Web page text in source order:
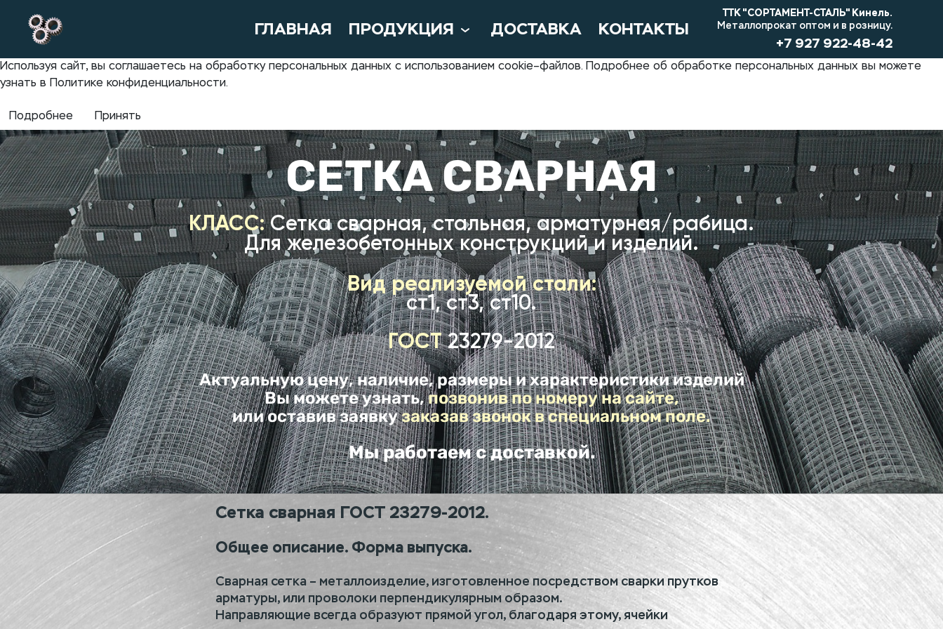
ГЛАВНАЯ ПРОДУКЦИЯ ДОСТАВКА КОНТАКТЫ
ТТК "СОРТАМЕНТ-СТАЛЬ" Кинель.
Металлопрокат оптом и в розницу.
+7 927 922-48-42
Используя сайт, вы соглашаетесь на обработку персональных данных с использованием cookie–файлов. Подробнее об обработке персональных данных вы можете
узнать в Политике конфиденциальности.
Подробнее Принять
СЕТКА СВАРНАЯ
КЛАСС:Сетка сварная, стальная, арматурная/рабица.
Для железобетонных конструкций и изделий.
Вид реализуемой стали:
ст1, ст3, ст10.
ГОСТ 23279-2012
Актуальную цену, наличие, размеры и характеристики изделий
Вы можете узнать,позвонив по номеру на сайте,
или оставив заявкузаказав звонок в специальном поле.
Мы работаем с доставкой.
Сетка сварная ГОСТ 23279-2012.
Общее описание. Форма выпуска.
Сварная сетка – металлоизделие, изготовленное посредством сварки прутков
арматуры, или проволоки перпендикулярным образом.
Направляющие всегда образуют прямой угол, благодаря этому, ячейки